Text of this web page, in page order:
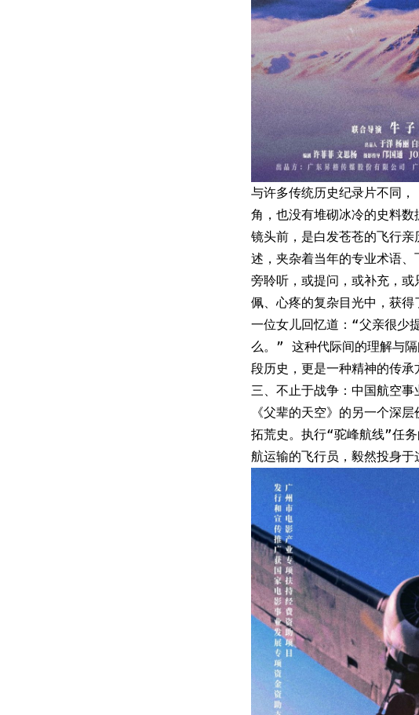
与许多传统历史纪录片不同
角，也没有堆砌冰冷的史料数
镜头前，是白发苍苍的飞行
述，夹杂着当年的专业术语
旁聆听，或提问，或补充，
佩、心疼的复杂目光中，获得
一位女儿回忆道：“父亲很少
么。” 这种代际间的理解与
段历史，更是一种精神的传承
三、不止于战争：中国航空
《父辈的天空》的另一个深
拓荒史。执行“驼峰航线”任
航运输的飞行员，毅然投身于